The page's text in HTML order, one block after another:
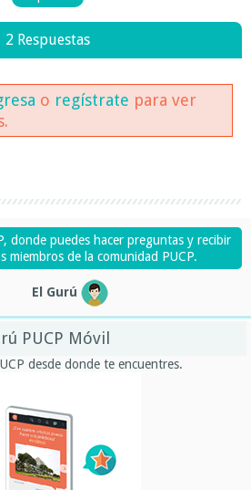
2 Respuestas
o regístrate para ver
donde puedes hacer preguntas y recibir
miembros de la comunidad PUCP.
El Gurú
PUCP Móvil
desde donde te encuentres.